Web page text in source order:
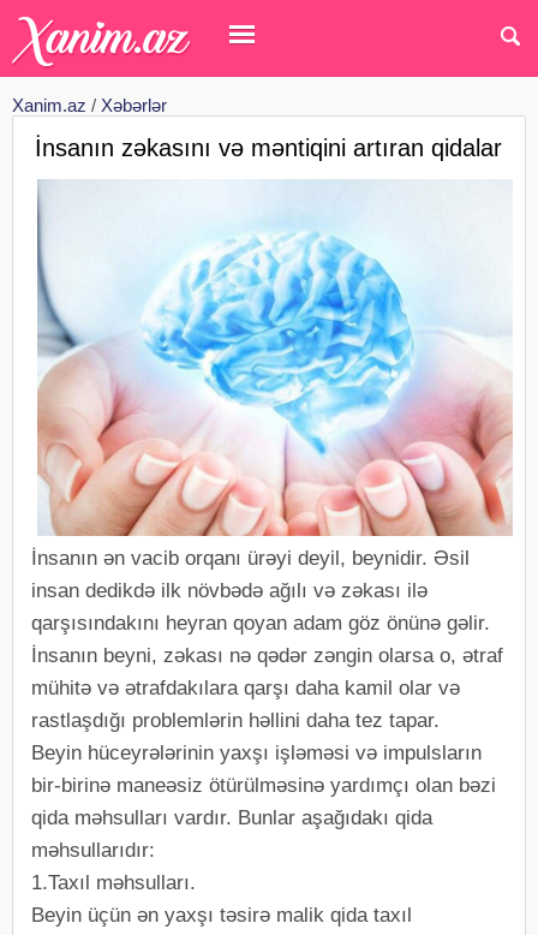
Xanim.az / Xəbərlər
İnsanın zəkasını və məntiqini artıran qidalar
İnsanın ən vacib orqanı ürəyi deyil, beynidir. Əsil
insan dedikdə ilk növbədə ağılı və zəkası ilə
qarşısındakını heyran qoyan adam göz önünə gəlir.
İnsanın beyni, zəkası nə qədər zəngin olarsa o, ətraf
mühitə və ətrafdakılara qarşı daha kamil olar və
rastlaşdığı problemlərin həllini daha tez tapar.
Beyin hüceyrələrinin yaxşı işləməsi və impulsların
bir-birinə maneəsiz ötürülməsinə yardımçı olan bəzi
qida məhsulları vardır. Bunlar aşağıdakı qida
məhsullarıdır:
1.Taxıl məhsulları.
Beyin üçün ən yaxşı təsirə malik qida taxıl